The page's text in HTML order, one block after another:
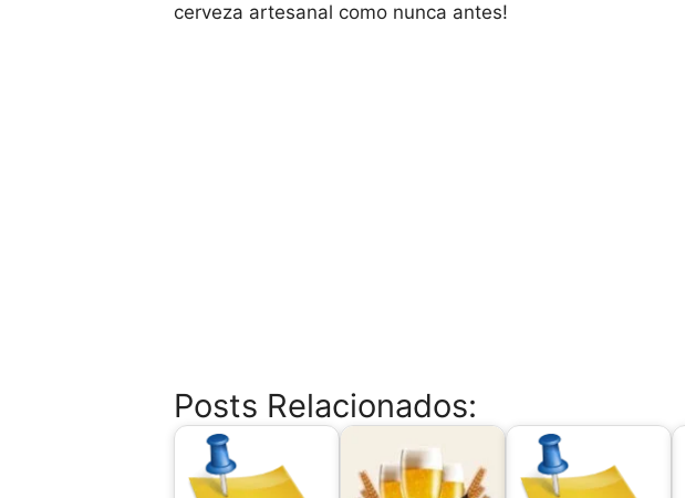
cerveza artesanal como nunca antes!
Posts Relacionados: